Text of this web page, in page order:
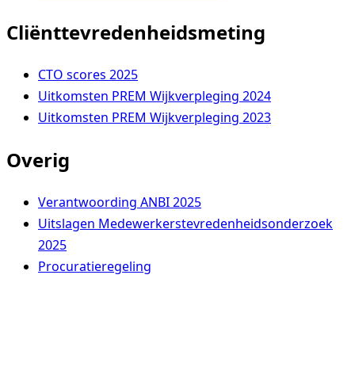
Woonzorglocaties
Cliënttevredenheidsmeting
CTO scores 2025
Uitkomsten PREM Wijkverpleging 2024
Uitkomsten PREM Wijkverpleging 2023
Overig
Verantwoording ANBI 2025
Uitslagen Medewerkerstevredenheidsonderzoek
2025
Procuratieregeling